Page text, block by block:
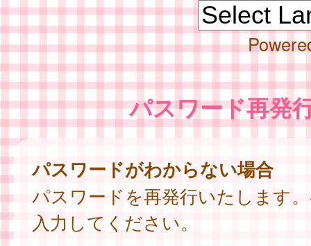
パスワード再発
パスワードがわからない場合
パスワードを再発行いたします
入力してください。